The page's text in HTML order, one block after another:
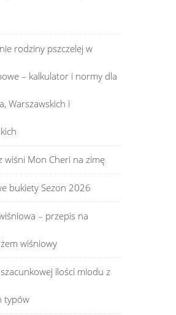
rodziny pszczelej w
– kalkulator i normy dla
Warszawskich i
wiśni Mon Cheri na zimę
bukiety Sezon 2026
– przepis na
wiśniowy
ilości miodu z
typów